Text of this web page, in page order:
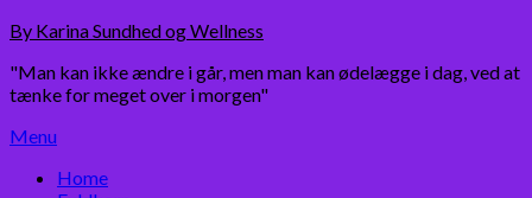
Skip
content
By Karina Sundhed og Wellness
"Man kan ikke ændre i går, men man kan ødelægge i dag, ved at
tænke for meget over i morgen"
Menu
Home